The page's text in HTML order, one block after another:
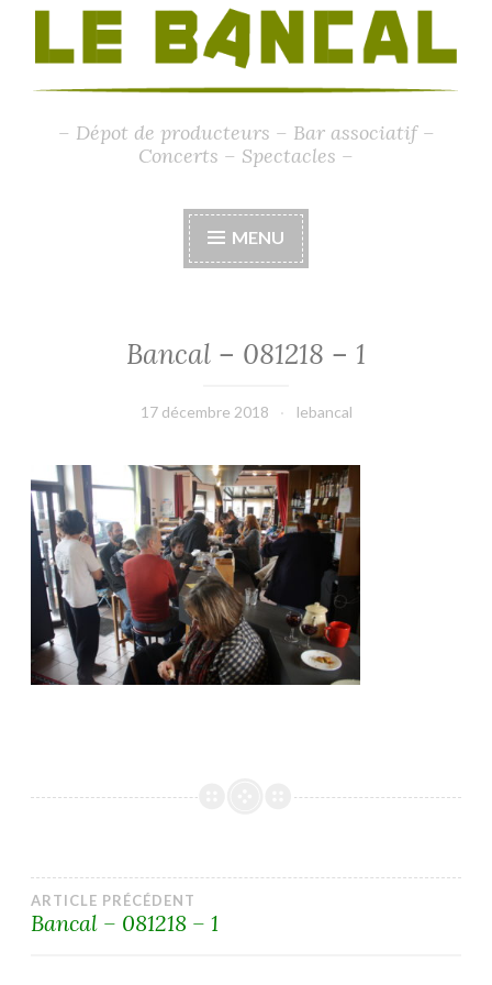
– Dépot de producteurs – Bar associatif –
Concerts – Spectacles –
MENU
Bancal – 081218 – 1
17 décembre 2018 lebancal
Navigation
ARTICLE PRÉCÉDENT
Bancal – 081218 – 1